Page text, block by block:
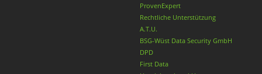
ProvenExpert
Rechtliche Unterstützung
A.T.U.
BSG-Wüst Data Security GmbH
DPD
First Data